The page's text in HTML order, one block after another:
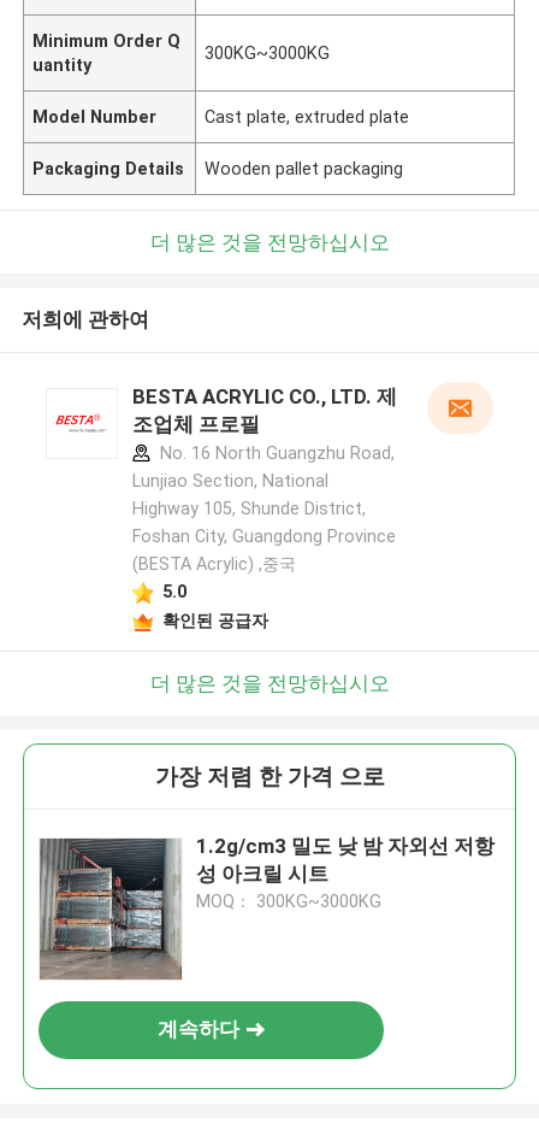
Minimum Order Q
uantity
300KG~3000KG
Model Number Cast plate, extruded plate
Packaging Details Wooden pallet packaging
더 많은 것을 전망하십시오
저희에 관하여
BESTA ACRYLIC CO., LTD. 제
조업체 프로필
No. 16 North Guangzhu Road,
Lunjiao Section, National
Highway 105, Shunde District,
Foshan City, Guangdong Province
(BESTA Acrylic) ,중국
5.0
확인된 공급자
더 많은 것을 전망하십시오
가장 저렴 한 가격 으로
1.2g/cm3 밀도 낮 밤 자외선 저항
성 아크릴 시트
MOQ： 300KG~3000KG
계속하다